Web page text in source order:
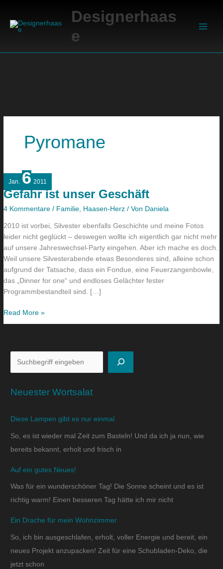
springen
Designerhaas
e
Pyromane
Jan. 6 2011
Gefahr ist unser Geschäft
4 Kommentare / Familie, Haasen-Herz / Von Daniela
2010 ist vorbei, Silvester ebenfalls Geschichte und meine Fotos
leider nicht geglückt – deswegen wollte ich eigentlich gar nicht mehr
auf unsere Jahreswechsel-Party eingehen. Aber ich mache es doch.
Weil unsere Silvesterabende etwas Besonderes sind, alleine schon
aufgrund der Tatsache, dass ein Fondue, eine Feuerzangenbowle,
das „Dinner for one“ und endloses Gelächter fester
Programmbestandteil sind. […]
Gefahr
ist
unser
Geschäft
Read More »
Neuester Wortsalat
Diese Lampen gibt es nur einmal
So, es ist wieder mal Zeit zum Basteln! Und da ich ja nun, wie
bereits bekannt, erholt und frisch in
Auf ein gutes Neues!
Was für ein wunderschöner Tag! Die Sonne scheint und es ist
richtig warm! Einen besseren Tag hätte ich mir nicht
Ein Drache für mein Wohnzimmer
So, ich bin ausgeschlafen, erholt, voller Energie und bereit, ein
neues Projekt anzupacken! Zeit für eine Schubladen-Deko, die
jetzt schon